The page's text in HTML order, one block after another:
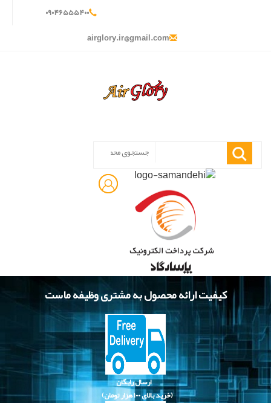
۰۹۰۴۶۵۵۵۴۰۰
airglory.ir@gmail.com
کیفیت ارائه محصول به مشتری وظیفه ماست
ارسال رایگان
(خرید بالای